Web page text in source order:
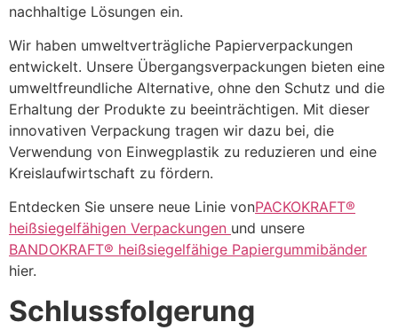
nachhaltige Lösungen ein.
Wir haben umweltverträgliche Papierverpackungen
entwickelt. Unsere Übergangsverpackungen bieten eine
umweltfreundliche Alternative, ohne den Schutz und die
Erhaltung der Produkte zu beeinträchtigen. Mit dieser
innovativen Verpackung tragen wir dazu bei, die
Verwendung von Einwegplastik zu reduzieren und eine
Kreislaufwirtschaft zu fördern.
Entdecken Sie unsere neue Linie vonPACKOKRAFT®
heißsiegelfähigen Verpackungen und unsere
BANDOKRAFT® heißsiegelfähige Papiergummibänder
hier.
Schlussfolgerung